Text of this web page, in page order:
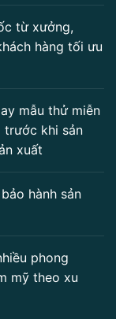
từ xưởng,
hàng tối ưu
mẫu thử miễn
trước khi sản
xuất
hành sản
phong
mỹ theo xu